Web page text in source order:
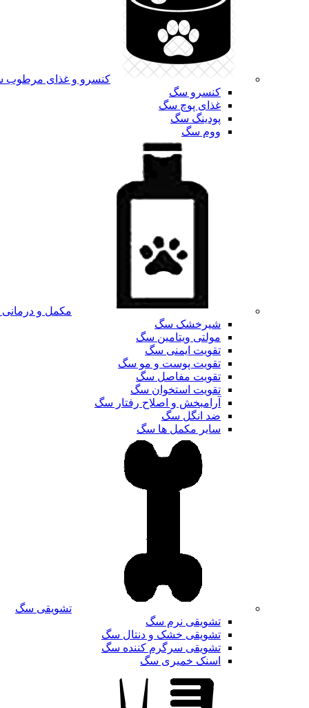
کنسرو و غذای
کنسرو سگ
غذای پوچ سگ
پودینگ سگ
ووم سگ
مکمل و
شیرخشک سگ
مولتی ویتامین سگ
تقویت ایمنی سگ
تقویت پوست و مو سگ
تقویت مفاصل سگ
تقویت استخوان سگ
آرامبخش و اصلاح رفتار سگ
ضد انگل سگ
سایر مکمل ها سگ
تشویقی سگ
تشویقی نرم سگ
تشویقی خشک و دنتال سگ
تشویقی سرگرم کننده سگ
اسنک خمیری سگ